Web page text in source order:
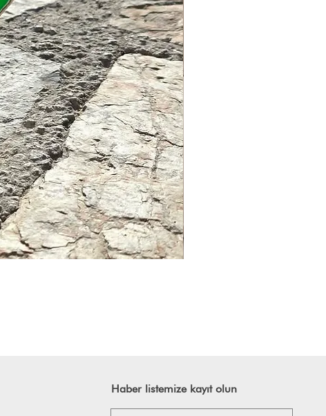
Haber listemize kayıt olun